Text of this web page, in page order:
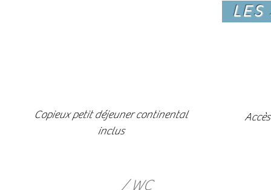
Copieux petit déjeuner continental
inclus
/ WC